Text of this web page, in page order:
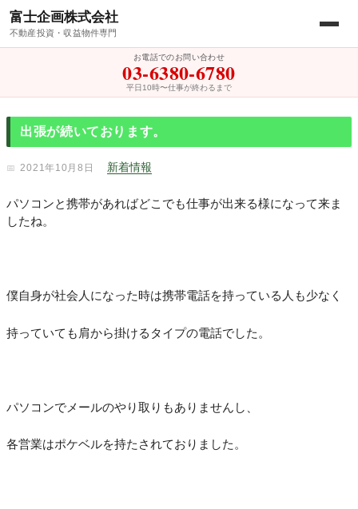
富士企画株式会社
不動産投資・収益物件専門
お電話でのお問い合わせ
03-6380-6780
平日10時〜仕事が終わるまで
出張が続いております。
2021年10月8日 新着情報
パソコンと携帯があればどこでも仕事が出来る様になって来ま
したね。
僕自身が社会人になった時は携帯電話を持っている人も少なく
持っていても肩から掛けるタイプの電話でした。
パソコンでメールのやり取りもありませんし、
各営業はポケベルを持たされておりました。